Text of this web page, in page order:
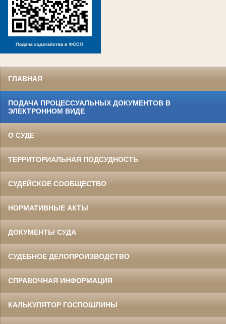
ГЛАВНАЯ
ПОДАЧА ПРОЦЕССУАЛЬНЫХ ДОКУМЕНТОВ В
ЭЛЕКТРОННОМ ВИДЕ
О СУДЕ
ТЕРРИТОРИАЛЬНАЯ ПОДСУДНОСТЬ
СУДЕЙСКОЕ СООБЩЕСТВО
НОРМАТИВНЫЕ АКТЫ
ДОКУМЕНТЫ СУДА
СУДЕБНОЕ ДЕЛОПРОИЗВОДСТВО
СПРАВОЧНАЯ ИНФОРМАЦИЯ
КАЛЬКУЛЯТОР ГОСПОШЛИНЫ